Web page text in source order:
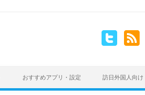
おすすめアプリ・設定 訪日外国人向け